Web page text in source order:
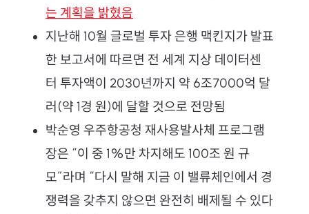
는 계획을 밝혔음
지난해 10월 글로벌 투자 은행 맥킨지가 발표
한 보고서에 따르면 전 세계 지상 데이터센
터 투자액이 2030년까지 약 6조7000억 달
러(약 1경 원)에 달할 것으로 전망됨
박순영 우주항공청 재사용발사체 프로그램
장은 “이 중 1%만 차지해도 100조 원 규
모”라며 “다시 말해 지금 이 밸류체인에서 경
쟁력을 갖추지 않으면 완전히 배제될 수 있다